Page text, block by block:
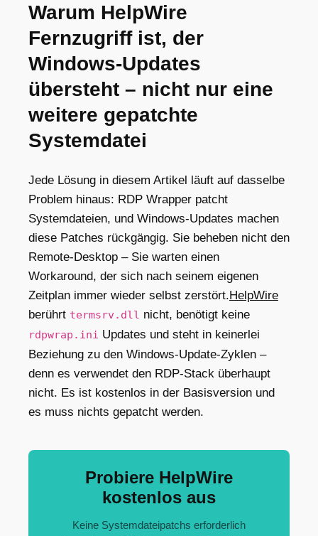
Warum HelpWire
Fernzugriff ist, der
Windows-Updates
übersteht – nicht nur eine
weitere gepatchte
Systemdatei
Jede Lösung in diesem Artikel läuft auf dasselbe
Problem hinaus: RDP Wrapper patcht
Systemdateien, und Windows-Updates machen
diese Patches rückgängig. Sie beheben nicht den
Remote-Desktop – Sie warten einen
Workaround, der sich nach seinem eigenen
Zeitplan immer wieder selbst zerstört.HelpWire
berührt termsrv.dll nicht, benötigt keine
rdpwrap.ini Updates und steht in keinerlei
Beziehung zu den Windows-Update-Zyklen –
denn es verwendet den RDP-Stack überhaupt
nicht. Es ist kostenlos in der Basisversion und
es muss nichts gepatcht werden.
Probiere HelpWire
kostenlos aus
Keine Systemdateipatchs erforderlich